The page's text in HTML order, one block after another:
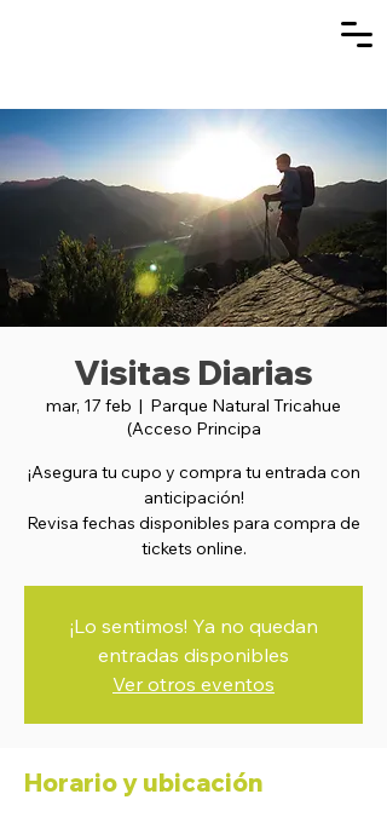
Visitas Diarias
mar, 17 feb
  |
Parque Natural Tricahue
(Acceso Principa
¡Asegura tu cupo y compra tu entrada con
anticipación!
Revisa fechas disponibles para compra de
tickets online.
¡Lo sentimos! Ya no quedan
entradas disponibles
Ver otros eventos
Horario y ubicación